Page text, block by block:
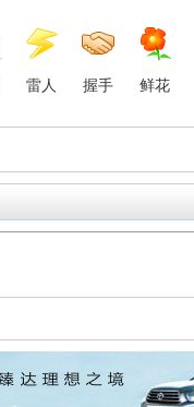
雷人 握手 鲜花